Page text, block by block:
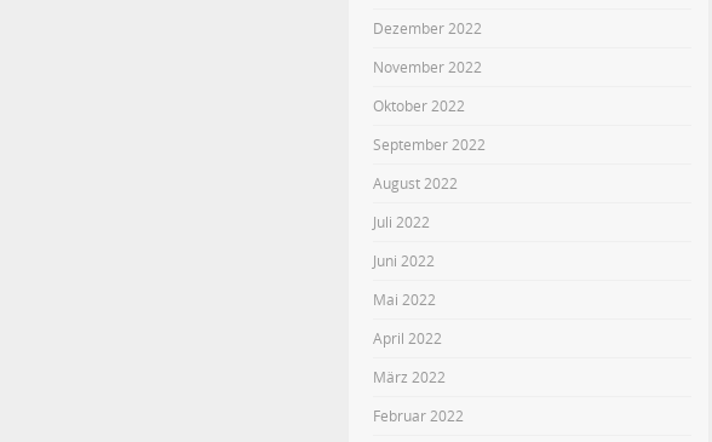
Dezember 2022
November 2022
Oktober 2022
September 2022
August 2022
Juli 2022
Juni 2022
Mai 2022
April 2022
März 2022
Februar 2022